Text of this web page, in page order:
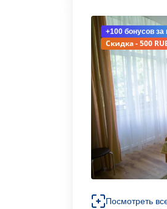
+100 бонусов за
Скидка - 500
Посмотреть